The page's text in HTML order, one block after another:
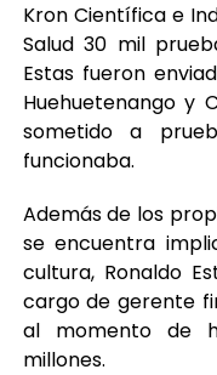
Kron Científica e
Salud 30 mil
Estas fueron
Huehuetenango y
sometido a
funcionaba.
Además de los
se encuentra
cultura, Ronaldo
cargo de gerente
al momento de
millones.